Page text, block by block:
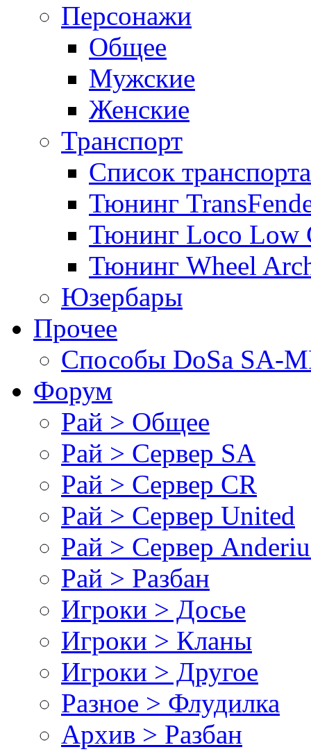
Персонажи
Общее
Мужские
Женские
Транспорт
Список транспорта
Тюнинг
Тюнинг Loco Low
Тюнинг Wheel
Юзербары
Прочее
Cпособы DoSа SA-
Форум
Рай > Общее
Рай > Сервер SA
Рай > Сервер CR
Рай > Сервер United
Рай > Сервер
Рай > Разбан
Игроки > Досье
Игроки > Кланы
Игроки > Другое
Разное > Флудилка
Архив > Разбан